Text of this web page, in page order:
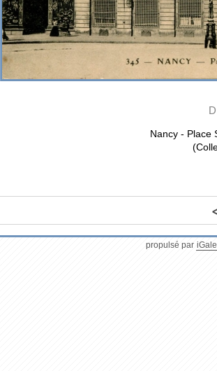
Nancy - Place
propulsé par